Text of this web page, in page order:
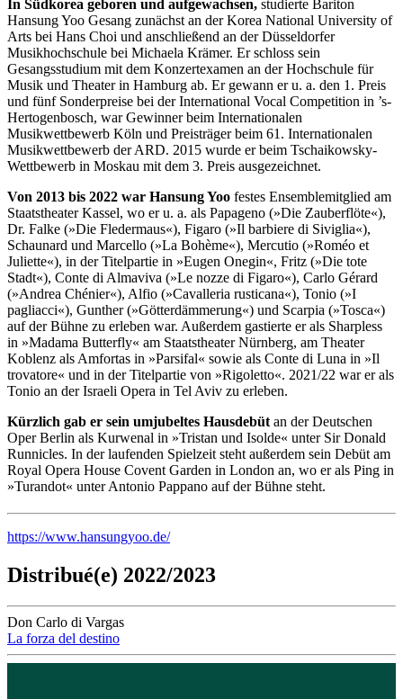
In Südkorea geboren und aufgewachsen, studierte Bariton
Hansung Yoo Gesang zunächst an der Korea National University of
Arts bei Hans Choi und anschließend an der Düsseldorfer
Musikhochschule bei Michaela Krämer. Er schloss sein
Gesangsstudium mit dem Konzertexamen an der Hochschule für
Musik und Theater in Hamburg ab. Er gewann er u. a. den 1. Preis
und fünf Sonderpreise bei der International Vocal Competition in ’s-
Hertogenbosch, war Gewinner beim Internationalen
Musikwettbewerb Köln und Preisträger beim 61. Internationalen
Musikwettbewerb der ARD. 2015 wurde er beim Tschaikowsky-
Wettbewerb in Moskau mit dem 3. Preis ausgezeichnet.
Von 2013 bis 2022 war Hansung Yoo festes Ensemblemitglied am
Staatstheater Kassel, wo er u. a. als Papageno (»Die Zauberflöte«),
Dr. Falke (»Die Fledermaus«), Figaro (»Il barbiere di Siviglia«),
Schaunard und Marcello (»La Bohème«), Mercutio (»Roméo et
Juliette«), in der Titelpartie in »Eugen Onegin«, Fritz (»Die tote
Stadt«), Conte di Almaviva (»Le nozze di Figaro«), Carlo Gérard
(»Andrea Chénier«), Alfio (»Cavalleria rusticana«), Tonio (»I
pagliacci«), Gunther (»Götterdämmerung«) und Scarpia (»Tosca«)
auf der Bühne zu erleben war. Außerdem gastierte er als Sharpless
in »Madama Butterfly« am Staatstheater Nürnberg, am Theater
Koblenz als Amfortas in »Parsifal« sowie als Conte di Luna in »Il
trovatore« und in der Titelpartie von »Rigoletto«. 2021/22 war er als
Tonio an der Israeli Opera in Tel Aviv zu erleben.
Kürzlich gab er sein umjubeltes Hausdebüt an der Deutschen
Oper Berlin als Kurwenal in »Tristan und Isolde« unter Sir Donald
Runnicles. In der laufenden Spielzeit steht außerdem sein Debüt am
Royal Opera House Covent Garden in London an, wo er als Ping in
»Turandot« unter Antonio Pappano auf der Bühne steht.
https://www.hansungyoo.de/
Distribué(e) 2022/2023
Don Carlo di Vargas
La forza del destino